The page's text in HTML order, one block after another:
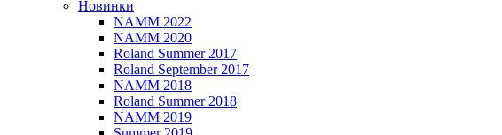
Новинки
NAMM 2022
NAMM 2020
Roland Summer 2017
Roland September 2017
NAMM 2018
Roland Summer 2018
NAMM 2019